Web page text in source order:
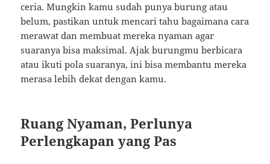
ceria. Mungkin kamu sudah punya burung atau
belum, pastikan untuk mencari tahu bagaimana cara
merawat dan membuat mereka nyaman agar
suaranya bisa maksimal. Ajak burungmu berbicara
atau ikuti pola suaranya, ini bisa membantu mereka
merasa lebih dekat dengan kamu.
Ruang Nyaman, Perlunya
Perlengkapan yang Pas